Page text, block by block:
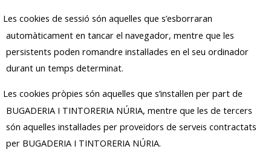
Les cookies de sessió són aquelles que s’esborraran
automàticament en tancar el navegador, mentre que les
persistents poden romandre instal·lades en el seu ordinador
durant un temps determinat.
Les cookies pròpies són aquelles que s’instal·len per part de
BUGADERIA I TINTORERIA NÚRIA, mentre que les de tercers
són aquelles instal·lades per proveïdors de serveis contractats
per BUGADERIA I TINTORERIA NÚRIA.